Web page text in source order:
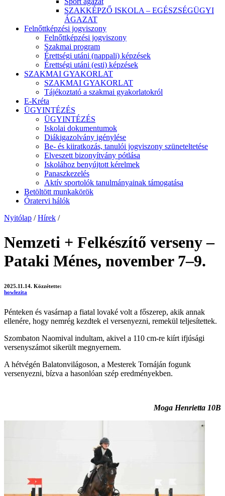
SZAKKÉPZŐ ISKOLA – EGÉSZSÉGÜGYI
ÁGAZAT
Felnőttképzési jogviszony
Felnőttképzési jogviszony
Szakmai program
Érettségi utáni (nappali) képzések
Érettségi utáni (esti) képzések
SZAKMAI GYAKORLAT
SZAKMAI GYAKORLAT
Tájékoztató a szakmai gyakorlatokról
E-Kréta
ÜGYINTÉZÉS
ÜGYINTÉZÉS
Iskolai dokumentumok
Diákigazolvány igénylése
Be- és kiiratkozás, tanulói jogviszony szüneteltetése
Elveszett bizonyítvány pótlása
Iskolához benyújtott kérelmek
Panaszkezelés
Aktív sportolók tanulmányainak támogatása
Betöltött munkakörök
Óratervi hálók
Nyitólap / Hírek /
Nemzeti + Felkészítő verseny –
Pataki Ménes, november 7–9.
2025.11.14. Közzétette:
howlezita
Pénteken és vasárnap a fiatal lovaké volt a főszerep, akik annak
ellenére, hogy nemrég kezdtek el versenyezni, remekül teljesítettek.
Szombaton Naomival indultam, akivel a 110 cm-re kiírt ifjúsági
versenyszámot sikerült megnyernem.
A hétvégén Balatonvilágoson, a Mesterek Tornáján fogunk
versenyezni, bízva a hasonlóan szép eredményekben.
Moga Henrietta 10B